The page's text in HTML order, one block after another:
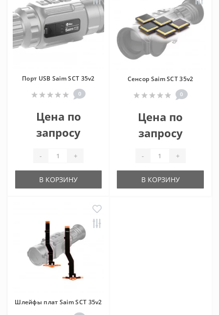
Порт USB Saim SCT 35v2
0
Цена по
запросу
- +
В КОРЗИНУ
Сенсор Saim SCT 35v2
0
Цена по
запросу
- +
В КОРЗИНУ
Шлейфы плат Saim SCT 35v2